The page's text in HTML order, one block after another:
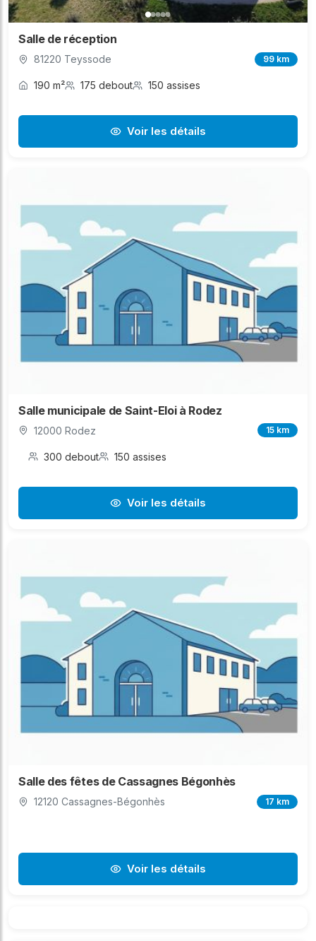
Salle de réception
81220 Teyssode 99 km
190 m² 175 debout 150 assises
Voir les détails
Salle municipale de Saint-Eloi à Rodez
12000 Rodez 15 km
300 debout 150 assises
Voir les détails
Salle des fêtes de Cassagnes Bégonhès
12120 Cassagnes-Bégonhès 17 km
Voir les détails